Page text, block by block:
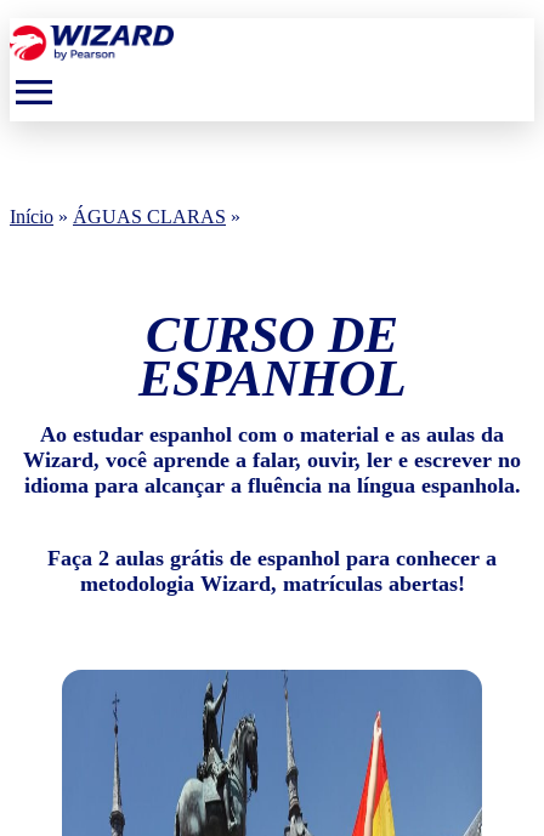
menu
Início » ÁGUAS CLARAS »
CURSO DE
ESPANHOL
Ao estudar espanhol com o material e as aulas da
Wizard, você aprende a falar, ouvir, ler e escrever no
idioma para alcançar a fluência na língua espanhola.
Faça 2 aulas grátis de espanhol para conhecer a
metodologia Wizard, matrículas abertas!